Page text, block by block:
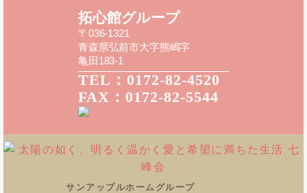
拓心館グループ
〒036-1321
青森県弘前市大字熊嶋字
亀田183-1
TEL：0172-82-4520
FAX：0172-82-5544
サンアップルホームグループ